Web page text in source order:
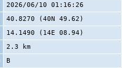
2026/06/10 01:16:26
40.8270 (40N 49.62)
14.1490 (14E 08.94)
2.3 km
B